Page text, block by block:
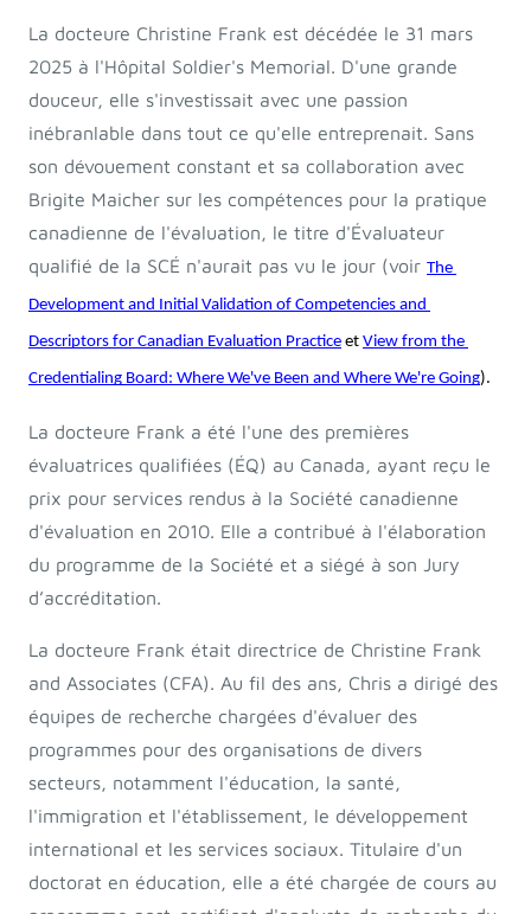
La docteure Christine Frank est décédée le 31 mars
2025 à l'Hôpital Soldier's Memorial. D'une grande
douceur, elle s'investissait avec une passion
inébranlable dans tout ce qu'elle entreprenait. Sans
son dévouement constant et sa collaboration avec
Brigite Maicher sur les compétences pour la pratique
canadienne de l'évaluation, le titre d'Évaluateur
qualifié de la SCÉ n'aurait pas vu le jour (voir The
Development and Initial Validation of Competencies and
Descriptors for Canadian Evaluation Practice et View from the
Credentialing Board: Where We've Been and Where We're Going).
La docteure Frank a été l'une des premières
évaluatrices qualifiées (ÉQ) au Canada, ayant reçu le
prix pour services rendus à la Société canadienne
d'évaluation en 2010. Elle a contribué à l'élaboration
du programme de la Société et a siégé à son Jury
d’accréditation.
La docteure Frank était directrice de Christine Frank
and Associates (CFA). Au fil des ans, Chris a dirigé des
équipes de recherche chargées d'évaluer des
programmes pour des organisations de divers
secteurs, notamment l'éducation, la santé,
l'immigration et l'établissement, le développement
international et les services sociaux. Titulaire d'un
doctorat en éducation, elle a été chargée de cours au